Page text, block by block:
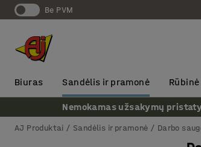
Be PVM
Biuras Sandėlis ir pramonė Rūbinė
Nemokamas užsakymų
AJ Produktai Sandėlis ir pramonė Darbo